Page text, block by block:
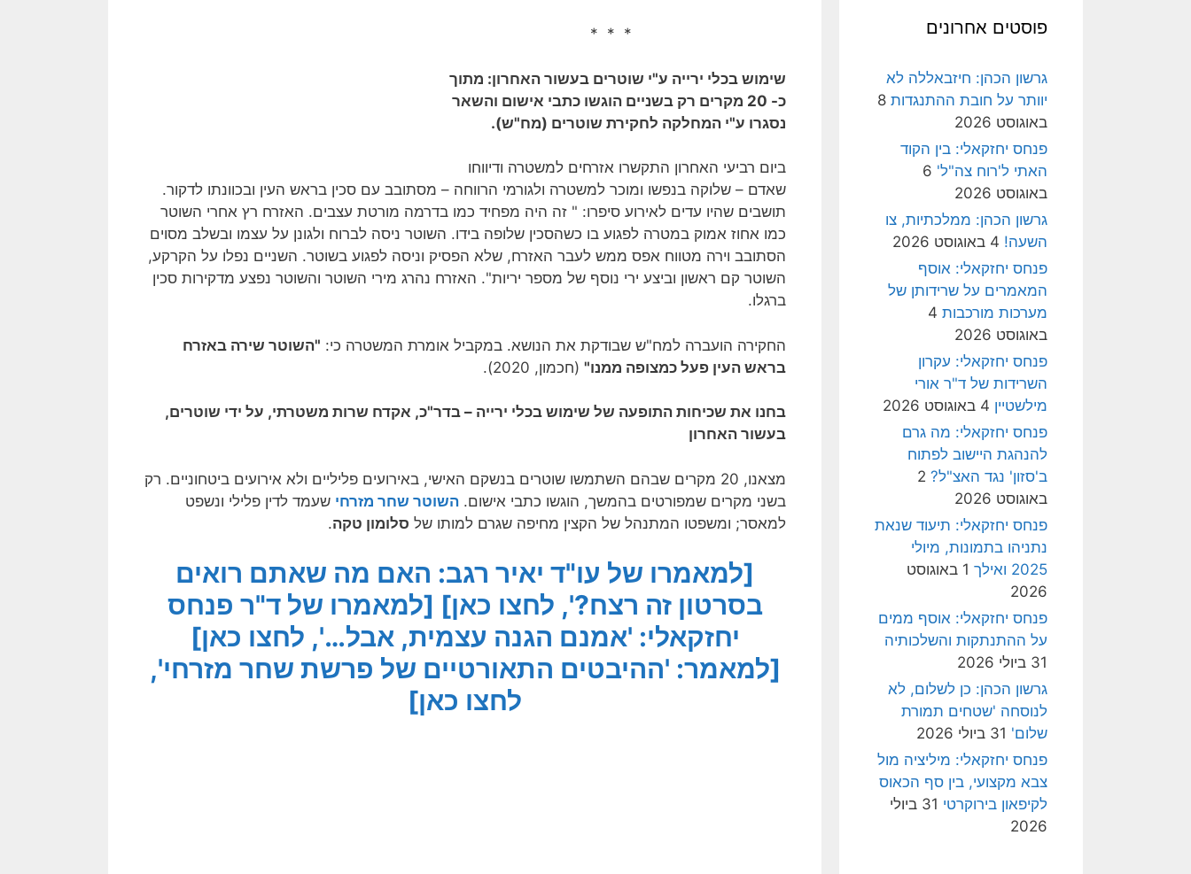
* * *
שימוש בכלי ירייה ע"י שוטרים בעשור האחרון: מתוך
כ- 20 מקרים רק בשניים הוגשו כתבי אישום והשאר
נסגרו ע"י המחלקה לחקירת שוטרים (מח"ש).
ביום רביעי האחרון התקשרו אזרחים למשטרה ודיווחו
שאדם – שלוקה בנפשו ומוכר למשטרה ולגורמי הרווחה – מסתובב עם סכין בראש העין ובכוונתו לדקור.
תושבים שהיו עדים לאירוע סיפרו: " זה היה מפחיד כמו בדרמה מורטת עצבים. האזרח רץ אחרי השוטר
כמו אחוז אמוק במטרה לפגוע בו כשהסכין שלופה בידו. השוטר ניסה לברוח ולגונן על עצמו ובשלב מסוים
הסתובב וירה מטווח אפס ממש לעבר האזרח, שלא הפסיק וניסה לפגוע בשוטר. השניים נפלו על הקרקע,
השוטר קם ראשון וביצע ירי נוסף של מספר יריות". האזרח נהרג מירי השוטר והשוטר נפצע מדקירות סכין
ברגלו.
החקירה הועברה למח"ש שבודקת את הנושא. במקביל אומרת המשטרה כי: "השוטר שירה באזרח
בראש העין פעל כמצופה ממנו" (חכמון, 2020).
בחנו את שכיחות התופעה של שימוש בכלי ירייה – בדר"כ, אקדח שרות משטרתי, על ידי שוטרים,
בעשור האחרון
מצאנו, 20 מקרים שבהם השתמשו שוטרים בנשקם האישי, באירועים פליליים ולא אירועים ביטחוניים. רק
בשני מקרים שמפורטים בהמשך, הוגשו כתבי אישום. השוטר שחר מזרחי שעמד לדין פלילי ונשפט
למאסר; ומשפטו המתנהל של הקצין מחיפה שגרם למותו של סלומון טקה.
[למאמרו של עו"ד יאיר רגב: האם מה שאתם רואים
בסרטון זה רצח?', לחצו כאן] [למאמרו של ד"ר פנחס
יחזקאלי: 'אמנם הגנה עצמית, אבל…', לחצו כאן]
[למאמר: 'ההיבטים התאורטיים של פרשת שחר מזרחי',
לחצו כאן]
פוסטים אחרונים
גרשון הכהן: חיזבאללה לא
יוותר על חובת ההתנגדות 8
באוגוסט 2026
פנחס יחזקאלי: בין הקוד
האתי ל'רוח צה"ל' 6
באוגוסט 2026
גרשון הכהן: ממלכתיות, צו
השעה! 4 באוגוסט 2026
פנחס יחזקאלי: אוסף
המאמרים על שרידותן של
מערכות מורכבות 4
באוגוסט 2026
פנחס יחזקאלי: עקרון
השרידות של ד"ר אורי
מילשטיין 4 באוגוסט 2026
פנחס יחזקאלי: מה גרם
להנהגת היישוב לפתוח
ב'סזון' נגד האצ"ל? 2
באוגוסט 2026
פנחס יחזקאלי: תיעוד שנאת
נתניהו בתמונות, מיולי
2025 ואילך
1 באוגוסט
2026
פנחס יחזקאלי: אוסף ממים
על ההתנתקות והשלכותיה
31 ביולי 2026
גרשון הכהן: כן לשלום, לא
לנוסחה 'שטחים תמורת
שלום' 31 ביולי 2026
פנחס יחזקאלי: מיליציה מול
צבא מקצועי, בין סף הכאוס
לקיפאון בירוקרטי
31 ביולי
2026